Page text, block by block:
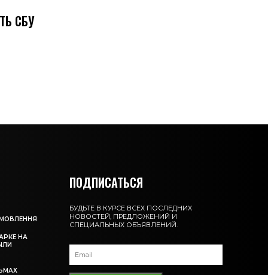
СБУ
НА
ПОДПИСАТЬСЯ
БУДЬТЕ В КУРСЕ ВСЕХ ПОСЛЕДНИХ
НОВОСТЕЙ, ПРЕДЛОЖЕНИЙ И
СПЕЦИАЛЬНЫХ ОБЪЯВЛЕНИЙ.